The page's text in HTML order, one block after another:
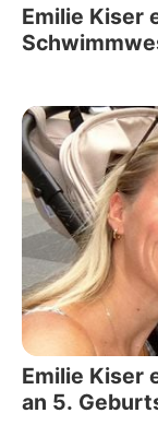
Emilie Kiser
Emilie Kiser
an 5.